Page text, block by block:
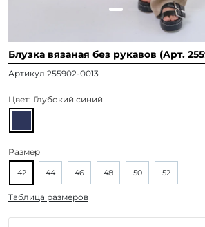
Блузка вязаная без рукавов (Арт.
Артикул 255902-0013
Цвет: Глубокий синий
Размер
42 44 46 48 50 52
Таблица размеров